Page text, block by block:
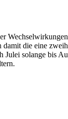
die eine
solange bis